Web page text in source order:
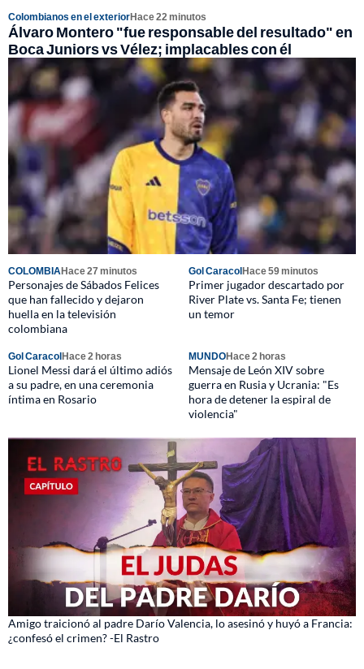
Colombianos en el exteriorHace 22 minutos
Álvaro Montero "fue responsable del resultado" en
Boca Juniors vs Vélez; implacables con él
COLOMBIAHace 27 minutos
Personajes de Sábados Felices
que han fallecido y dejaron
huella en la televisión
colombiana
Gol CaracolHace 59 minutos
Primer jugador descartado por
River Plate vs. Santa Fe; tienen
un temor
Gol CaracolHace 2 horas
Lionel Messi dará el último adiós
a su padre, en una ceremonia
íntima en Rosario
MUNDOHace 2 horas
Mensaje de León XIV sobre
guerra en Rusia y Ucrania: "Es
hora de detener la espiral de
violencia"
Amigo traicionó al padre Darío Valencia, lo asesinó y huyó a Francia:
¿confesó el crimen? -El Rastro